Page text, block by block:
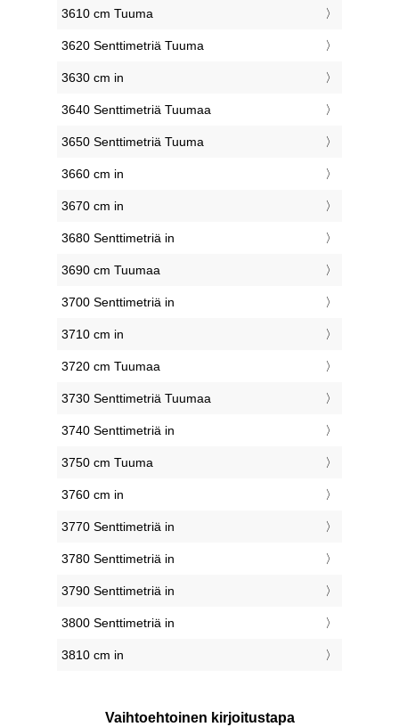
3610 cm Tuuma
3620 Senttimetriä Tuuma
3630 cm in
3640 Senttimetriä Tuumaa
3650 Senttimetriä Tuuma
3660 cm in
3670 cm in
3680 Senttimetriä in
3690 cm Tuumaa
3700 Senttimetriä in
3710 cm in
3720 cm Tuumaa
3730 Senttimetriä Tuumaa
3740 Senttimetriä in
3750 cm Tuuma
3760 cm in
3770 Senttimetriä in
3780 Senttimetriä in
3790 Senttimetriä in
3800 Senttimetriä in
3810 cm in
Vaihtoehtoinen kirjoitustapa